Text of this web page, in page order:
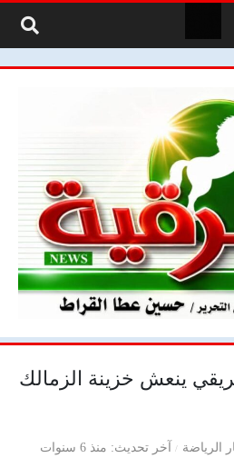
ينعش خزينة الزمالك
الرياضة آخر تحديث منذ 6 سنوات